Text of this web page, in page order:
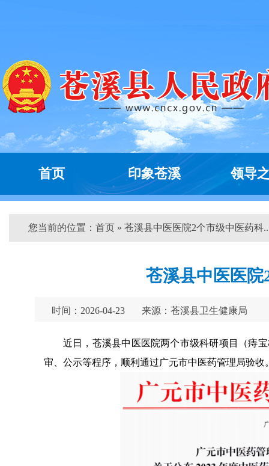
首页 印象苍溪 领导
您当前的位置： 首页 » 苍溪县中医医院2个市级中医药科
苍溪县中医医
时间：2026-04-23 来源：苍溪县卫生健康局
近日，苍溪县中医医院两个市级科研项目（痔
审、公示等程序，顺利通过广元市中医药管理局验收